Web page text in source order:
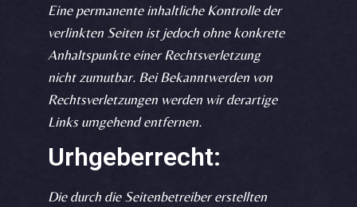
Eine permanente inhaltliche Kontrolle der
verlinkten Seiten ist jedoch ohne konkrete
Anhaltspunkte einer Rechtsverletzung
nicht zumutbar. Bei Bekanntwerden von
Rechtsverletzungen werden wir derartige
Links umgehend entfernen.
Urhgeberrecht:
Die durch die Seitenbetreiber erstellten